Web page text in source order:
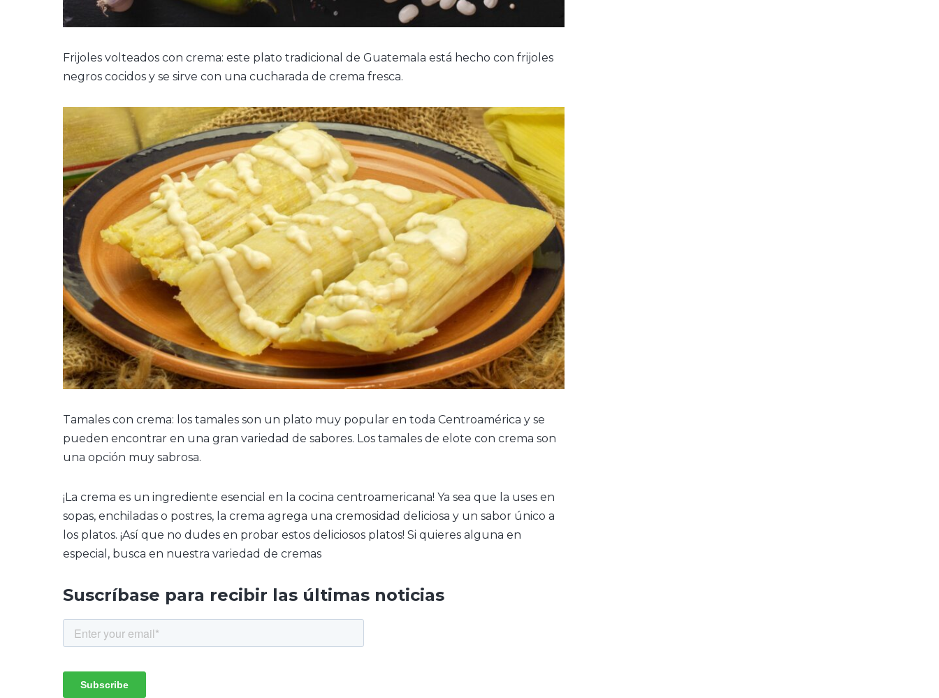
Frijoles volteados con crema: este plato tradicional de Guatemala está hecho con frijoles
negros cocidos y se sirve con una cucharada de crema fresca.
Tamales con crema: los tamales son un plato muy popular en toda Centroamérica y se
pueden encontrar en una gran variedad de sabores. Los tamales de elote con crema son
una opción muy sabrosa.
¡La crema es un ingrediente esencial en la cocina centroamericana! Ya sea que la uses en
sopas, enchiladas o postres, la crema agrega una cremosidad deliciosa y un sabor único a
los platos. ¡Así que no dudes en probar estos deliciosos platos! Si quieres alguna en
especial, busca en nuestra variedad de cremas
Suscríbase para recibir las últimas noticias